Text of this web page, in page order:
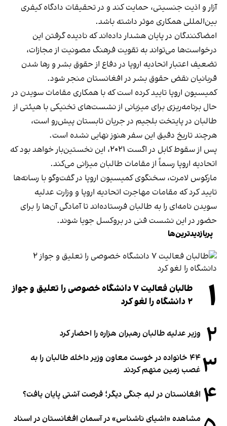
آزار و اذیت جنسیتی، حمایت کند و در تحقیقات دادگاه کیفری
بین‌المللی همکاری موثر داشته باشد.
امضاکنندگان در پایان هشدار داده‌اند که نادیده گرفتن این
درخواست‌ها می‌تواند به تقویت فرهنگ مصونیت از مجازات،
تضعیف اعتبار اتحادیه اروپا در دفاع از حقوق بشر و رها شدن
قربانیان نقض حقوق بشر در افغانستان منجر شود.
کمیسیون اروپا تایید کرده است که با همکاری مقامات سویدن در
حال برنامه‌ریزی برای میزبانی از نشست‌های تخنیکی با هیئتی از
طالبان در پایتخت بلجیم در جریان تابستان پیش‌رو است،
هرچند تاریخ دقیق این سفر هنوز نهایی نشده است.
پس از سقوط کابل در اگست ۲۰۲۱، این نخستین‌بار خواهد بود که
اتحادیه اروپا رسماً از مقامات طالبان میزانی می‌کند.
مارکوس لامرت، سخنگوی کمیسیون اروپا در گفت‌وگو با رسانه‌ها
تایید کرد که مقامات مهاجرت اتحادیه اروپا و وزارت عدلیه
سویدن نامه‌ای را به طالبان فرستاده‌اند تا آمادگی آن‌ها را برای
حضور در این نشست فنی در بروکسل جویا شوند.
پربازدیدترین‌ها
۱
طالبان فعالیت ۷ دانشگاه خصوصی را تعلیق و جواز
۲ دانشگاه را لغو کرد
۲ وزیر عدلیه طالبان رهبران هزاره را احضار کرد
۳
۴۴ خانواده در خوست معاون وزیر داخله طالبان را به
غصب زمین متهم کردند
۴ افغانستان در لبه جنگی دیگر؛ فرصت آشتی پایان یافت؟
مشاهده «اشیای ناشناس» در آسمان افغانستان در اسناد